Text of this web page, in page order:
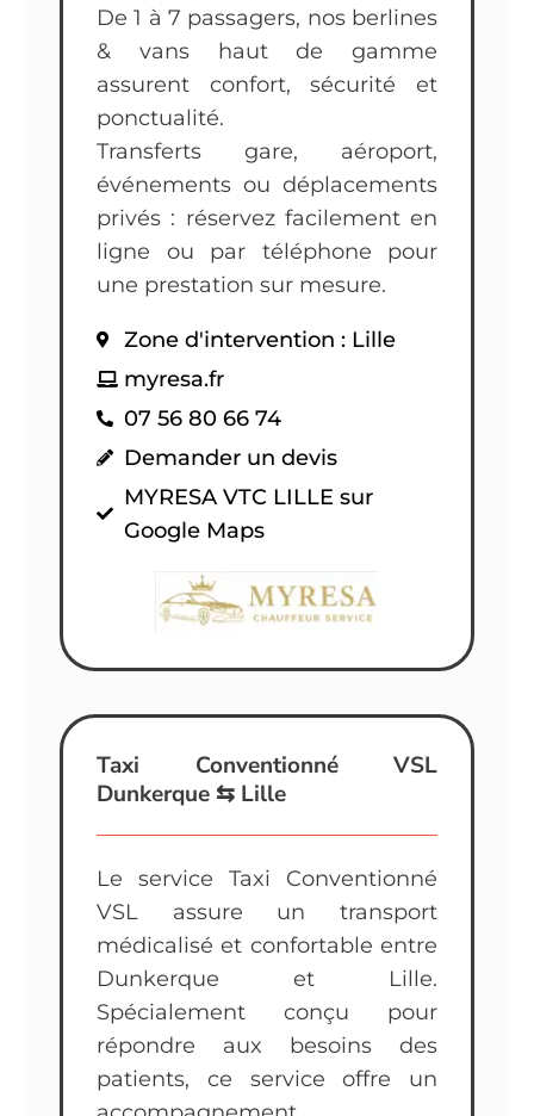
De 1 à 7 passagers, nos berlines
& vans haut de gamme
assurent confort, sécurité et
ponctualité.
Transferts gare, aéroport,
événements ou déplacements
privés : réservez facilement en
ligne ou par téléphone pour
une prestation sur mesure.
Zone d'intervention : Lille
myresa.fr
07 56 80 66 74
Demander un devis
MYRESA VTC LILLE sur
Google Maps
Taxi Conventionné VSL
Dunkerque ⇆ Lille
Le service Taxi Conventionné
VSL assure un transport
médicalisé et confortable entre
Dunkerque et Lille.
Spécialement conçu pour
répondre aux besoins des
patients, ce service offre un